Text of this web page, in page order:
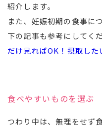
紹介します。
また、妊娠初期の食事に
下の記事も参考にしてくだ
だけ見ればOK！摂取し
食べやすいものを選ぶ
つわり中は、無理をせず